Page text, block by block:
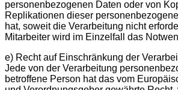
personenbezogenen Daten oder von
Replikationen dieser
hat, soweit die Verarbeitung nicht
Mitarbeiter wird im Einzelfall das
e) Recht auf Einschränkung der
Jede von der Verarbeitung
betroffene Person hat das vom